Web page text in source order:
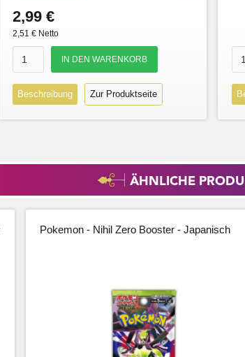
2,99 €
2,51 € Netto
Beschreibung Zur Produktseite
ÄHNLICHE
Pokemon - Nihil Zero Booster - Japanisch